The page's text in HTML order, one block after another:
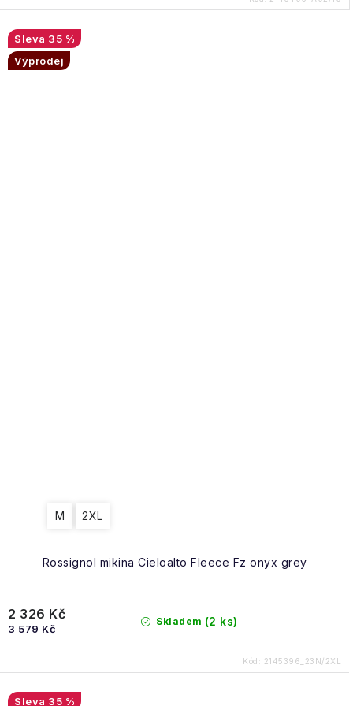
Rossignol mikina Cieloalto Fleece Fz onyx grey
35 %
Výprodej
M 2XL
Skladem (2 ks)
2 326 Kč
3 579 Kč
Kód: 2145396_23N/2XL
35 %